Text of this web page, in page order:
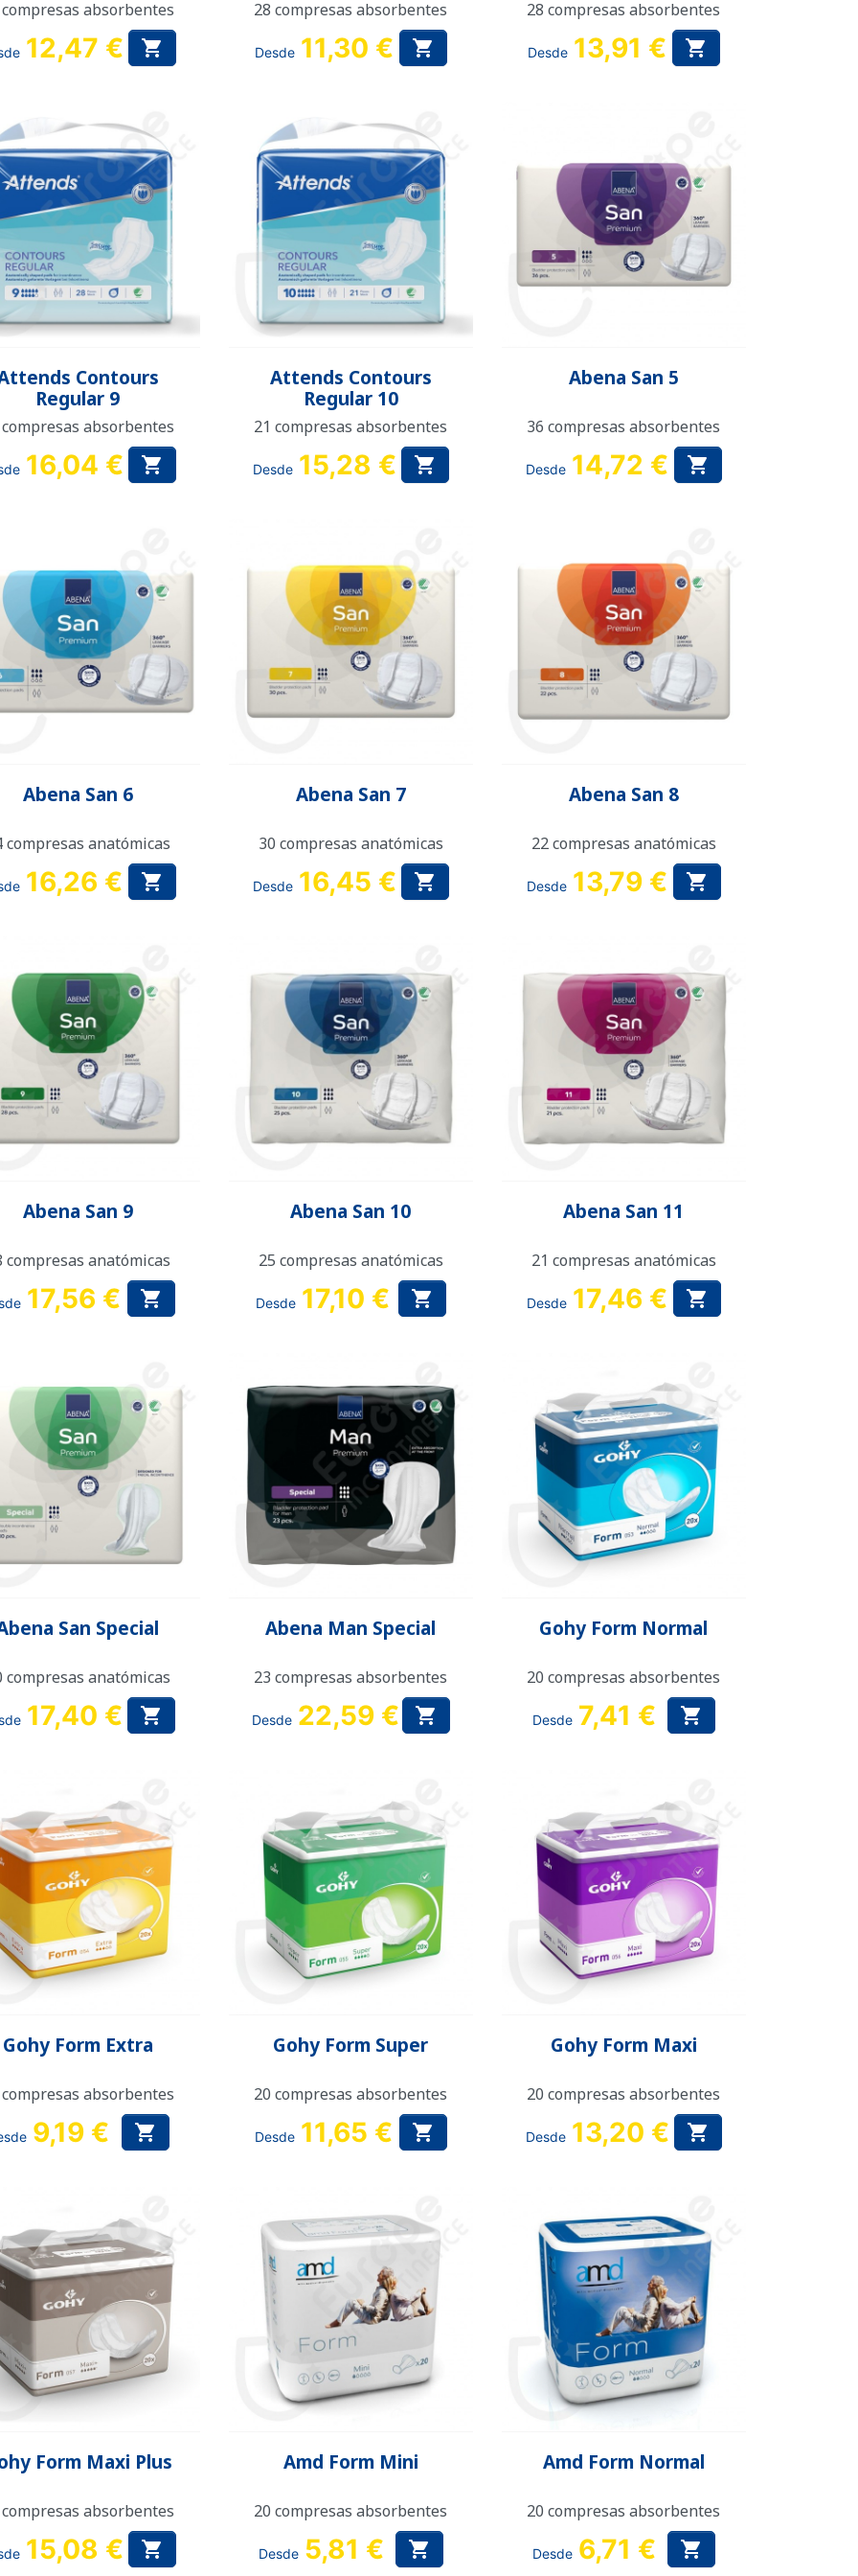
absorbentes
12,47 € 
28 compresas absorbentes
Desde 11,30 € 
28 compresas absorbentes
Desde 13,91 € 
Vista rápida
Contours
Regular 9
absorbentes
16,04 € 
Vista rápida
Attends Contours
Regular 10
21 compresas absorbentes
Desde 15,28 € 
Abena San 5
36 compresas absorbentes
Desde 14,72 € 
Abena San 6
compresas anatómicas
16,26 € 
Abena San 7
30 compresas anatómicas
Desde 16,45 € 
Abena San 8
22 compresas anatómicas
Desde 13,79 € 
Abena San 9
compresas anatómicas
17,56 € 
Abena San 10
25 compresas anatómicas
Desde 17,10 € 
Abena San 11
21 compresas anatómicas
Desde 17,46 € 
San Special
compresas anatómicas
17,40 € 
Abena Man Special
23 compresas absorbentes
Desde 22,59 € 
Gohy Form Normal
20 compresas absorbentes
Desde 7,41 € 
Gohy Form Extra
absorbentes
9,19 € 
Gohy Form Super
20 compresas absorbentes
Desde 11,65 € 
Gohy Form Maxi
20 compresas absorbentes
Desde 13,20 € 
Form Maxi Plus
absorbentes
15,08 € 
Vista rápida
Amd Form Mini
20 compresas absorbentes
Desde 5,81 € 
Amd Form Normal
20 compresas absorbentes
Desde 6,71 € 